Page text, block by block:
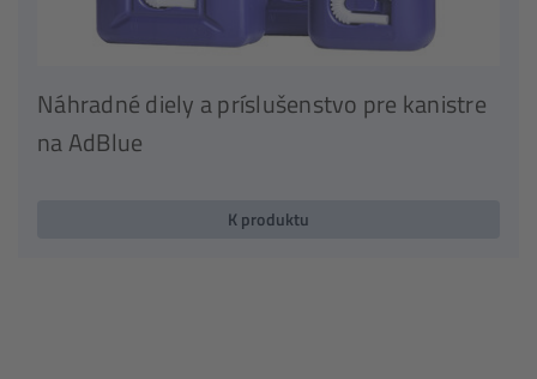
Náhradné diely a príslušenstvo pre kanistre
na AdBlue
K produktu